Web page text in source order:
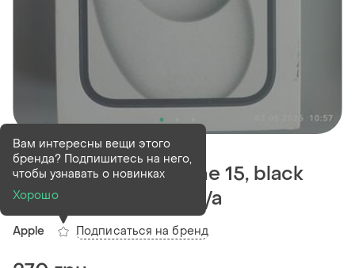
Продан
Коробка apple iphone 15, black
128gb, a2846 mtlv3ll/a
Apple
Вам интересны вещи этого
бренда? Подпишитесь на него,
чтобы узнавать о новинках
Хорошо
Подписаться на бренд